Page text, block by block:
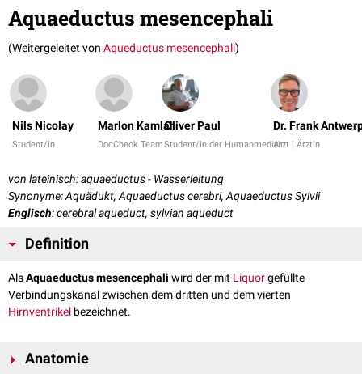
Aquaeductus mesencephali
(Weitergeleitet von Aqueductus mesencephali)
Nils Nicolay
Student/in
Marlon Kamlah
DocCheck Team
Oliver Paul
Student/in der Humanmedizin
Dr. Frank
Arzt | Ärztin
von lateinisch: aquaeductus - Wasserleitung
Synonyme: Aquädukt, Aquaeductus cerebri, Aquaeductus Sylvii
Englisch: cerebral aqueduct, sylvian aqueduct
Definition
AlsAquaeductus mesencephali wird der mit Liquorgefüllte
Verbindungskanal zwischen dem dritten und dem vierten
Hirnventrikel bezeichnet.
Anatomie